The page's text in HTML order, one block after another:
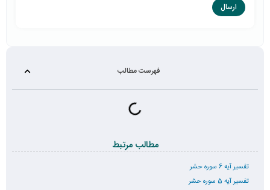
فهرست مطالب
مطالب مرتبط
تفسیر آیه 6 سوره حشر
تفسیر آیه 5 سوره حشر